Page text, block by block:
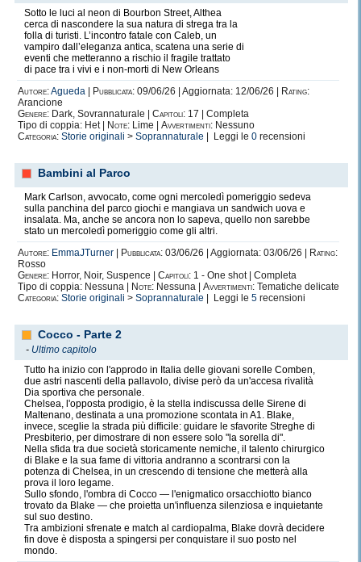
Sotto le luci al neon di Bourbon Street, Althea
cerca di nascondere la sua natura di strega tra la
folla di turisti. L’incontro fatale con Caleb, un
vampiro dall’eleganza antica, scatena una serie di
eventi che metteranno a rischio il fragile trattato
di pace tra i vivi e i non-morti di New Orleans
Autore:Agueda Pubblicata: 09/06/26 | Aggiornata: 12/06/26 |
Rating:
Arancione
Genere: Dark, Sovrannaturale | Capitoli: 17 | Completa
Tipo di coppia: Het |
Note: Lime | Avvertimenti: Nessuno
Categoria: Storie originali > Soprannaturale | Leggi le 0 recensioni
Bambini al Parco
Mark Carlson, avvocato, come ogni mercoledì pomeriggio sedeva
sulla panchina del parco giochi e mangiava un sandwich uova e
insalata. Ma, anche se ancora non lo sapeva, quello non sarebbe
stato un mercoledì pomeriggio come gli altri.
Autore: EmmaJTurner Pubblicata: 03/06/26 | Aggiornata: 03/06/26 |
Rating:
Rosso
Genere: Horror, Noir, Suspence | Capitoli: 1 - One shot | Completa
Tipo di coppia: Nessuna |
Note: Nessuna | Avvertimenti: Tematiche delicate
Categoria: Storie originali > Soprannaturale | Leggi le 5 recensioni
Cocco - Parte 2
- Ultimo capitolo
Tutto ha inizio con l'approdo in Italia delle giovani sorelle Comben,
due astri nascenti della pallavolo, divise però da un'accesa rivalità
Dia sportiva che personale.
​Chelsea, l'opposta prodigio, è la stella indiscussa delle Sirene di
Maltenano, destinata a una promozione scontata in A1. Blake,
invece, sceglie la strada più difficile: guidare le sfavorite Streghe di
Presbiterio, per dimostrare di non essere solo "la sorella di".
Nella sfida tra due società storicamente nemiche, il talento chirurgico
di Blake e la sua fame di vittoria andranno a scontrarsi con la
potenza di Chelsea, in un crescendo di tensione che metterà alla
prova il loro legame.
​Sullo sfondo, l'ombra di Cocco — l'enigmatico orsacchiotto bianco
trovato da Blake — che proietta un'influenza silenziosa e inquietante
sul suo destino.
Tra ambizioni sfrenate e match al cardiopalma, Blake dovrà decidere
fin dove è disposta a spingersi per conquistare il suo posto nel
mondo.